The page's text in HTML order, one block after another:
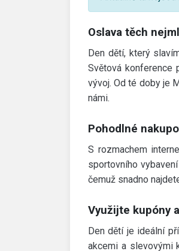
Oslava těch
Den dětí, který
Světová konference
vývoj. Od té doby je
námi.
Pohodlné
S rozmachem
sportovního
čemuž snadno
Využijte kupóny
Den dětí je ideální
akcemi a slevovými